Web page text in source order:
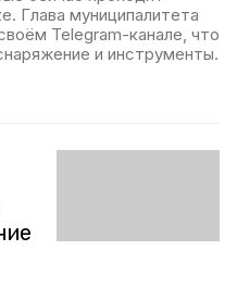
Глава муниципалитета
Telegram-канале, что
и инструменты.